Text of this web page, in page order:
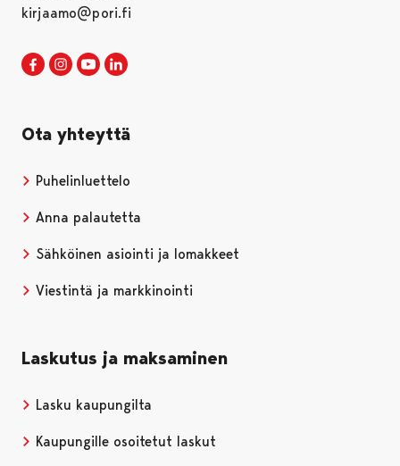
kirjaamo@pori.fi
Porin kaupunki Facebookissa
Avautuu uudessa välilehdessä
Porin kaupunki Instagramissa
Avautuu uudessa välilehdessä
Porin kaupunki Youtubessa
Avautuu uudessa välilehdessä
Ota yhteyttä
Puhelinluettelo
Anna palautetta
Sähköinen asiointi ja lomakkeet
Viestintä ja markkinointi
Laskutus ja maksaminen
Lasku kaupungilta
Kaupungille osoitetut laskut